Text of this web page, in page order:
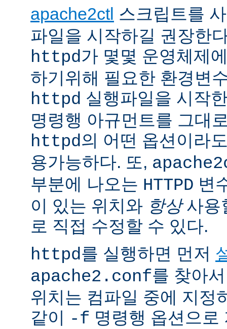
apache2ctl 스크립트를
파일을 시작하길 권장한
httpd가 몇몇 운영체제
하기위해 필요한 환경변
httpd 실행파일을 시작
명령행 아규먼트를 그대
httpd의 어떤 옵션이라
용가능하다. 또,
부분에 나오는 HTTPD 변
이 있는 위치와 항상사용
로 직접 수정할 수 있다.
httpd를 실행하면 먼저
apache2.conf를 찾아
위치는 컴파일 중에 지정
같이 -f 명령행 옵션으로